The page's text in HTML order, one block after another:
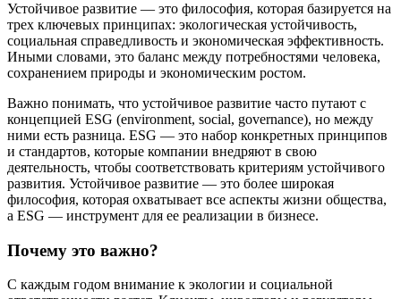
Устойчивое развитие — это философия, которая базируется на
трех ключевых принципах: экологическая устойчивость,
социальная справедливость и экономическая эффективность.
Иными словами, это баланс между потребностями человека,
сохранением природы и экономическим ростом.
Важно понимать, что устойчивое развитие часто путают с
концепцией ESG (environment, social, governance), но между
ними есть разница. ESG — это набор конкретных принципов
и стандартов, которые компании внедряют в свою
деятельность, чтобы соответствовать критериям устойчивого
развития. Устойчивое развитие — это более широкая
философия, которая охватывает все аспекты жизни общества,
а ESG — инструмент для ее реализации в бизнесе.
Почему это важно?
С каждым годом внимание к экологии и социальной